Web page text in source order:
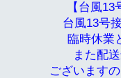
【台風
台風13号
臨時休業
また配
ございます